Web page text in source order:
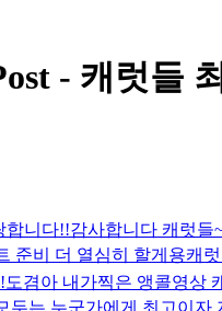
- 캐럿들
니다!!감사합니다 캐럿들
비 더 열심히 할게용캐
도겸아 내가찍은 앵콜영상
는 누군가에게 최고이